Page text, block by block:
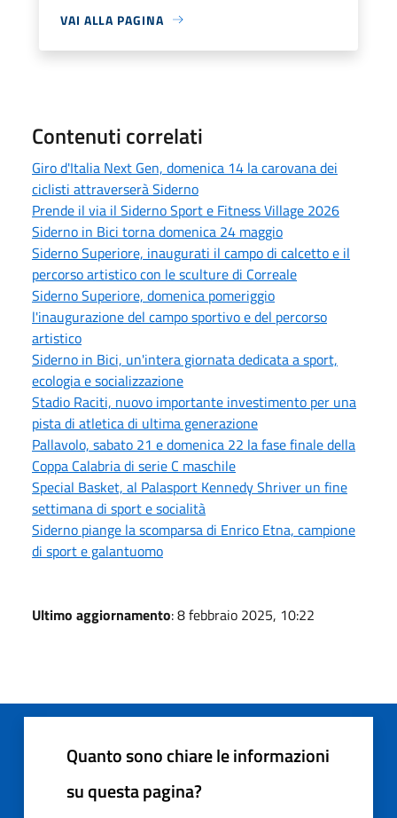
VAI ALLA PAGINA
Contenuti correlati
Giro d'Italia Next Gen, domenica 14 la carovana dei
ciclisti attraverserà Siderno
Prende il via il Siderno Sport e Fitness Village 2026
Siderno in Bici torna domenica 24 maggio
Siderno Superiore, inaugurati il campo di calcetto e il
percorso artistico con le sculture di Correale
Siderno Superiore, domenica pomeriggio
l'inaugurazione del campo sportivo e del percorso
artistico
Siderno in Bici, un'intera giornata dedicata a sport,
ecologia e socializzazione
Stadio Raciti, nuovo importante investimento per una
pista di atletica di ultima generazione
Pallavolo, sabato 21 e domenica 22 la fase finale della
Coppa Calabria di serie C maschile
Special Basket, al Palasport Kennedy Shriver un fine
settimana di sport e socialità
Siderno piange la scomparsa di Enrico Etna, campione
di sport e galantuomo
Ultimo aggiornamento: 8 febbraio 2025, 10:22
Quanto sono chiare le informazioni
su questa pagina?